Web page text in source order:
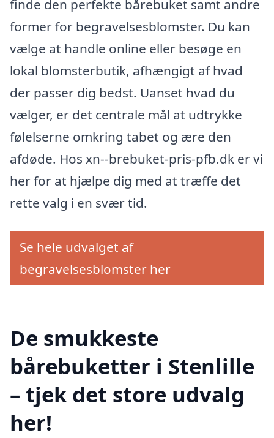
finde den perfekte bårebuket samt andre
former for begravelsesblomster. Du kan
vælge at handle online eller besøge en
lokal blomsterbutik, afhængigt af hvad
der passer dig bedst. Uanset hvad du
vælger, er det centrale mål at udtrykke
følelserne omkring tabet og ære den
afdøde. Hos xn--brebuket-pris-pfb.dk er vi
her for at hjælpe dig med at træffe det
rette valg i en svær tid.
Se hele udvalget af
begravelsesblomster her
De smukkeste
bårebuketter i Stenlille
– tjek det store udvalg
her!